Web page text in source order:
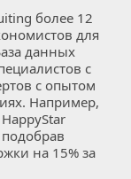
более 12
для
данных
с
с опытом
Например,
на 15% за